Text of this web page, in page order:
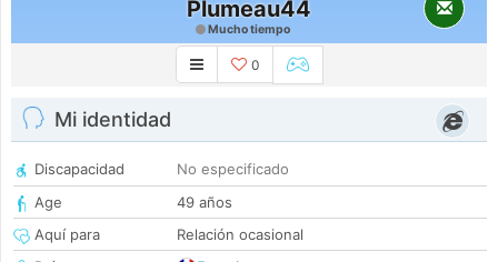
Plumeau44
Mucho tiempo
0
Mi identidad
Discapacidad
No especificado
Age
49 años
Aquí para
Relación ocasional